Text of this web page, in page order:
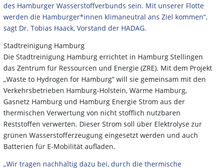
des Hamburger Wasserstoffverbunds sein. Mit unserer Flotte
werden die Hamburger*innen klimaneutral ans Ziel kommen“,
sagt Dr. Tobias Haack, Vorstand der HADAG.
Stadtreinigung Hamburg
Die Stadtreinigung Hamburg errichtet in Hamburg Stellingen
das Zentrum für Ressourcen und Energie (ZRE). Mit dem Projekt
„Waste to Hydrogen for Hamburg“ will sie gemeinsam mit den
Verkehrsbetrieben Hamburg-Holstein, Wärme Hamburg,
Gasnetz Hamburg und Hamburg Energie Strom aus der
thermischen Verwertung von nicht stofflich nutzbaren
Reststoffen verwerten. Dieser Strom soll über Elektrolyse zur
grünen Wasserstofferzeugung eingesetzt werden und auch
Batterien für E-Mobilität aufladen.
„Wir tragen nachhaltig dazu bei, durch die thermische